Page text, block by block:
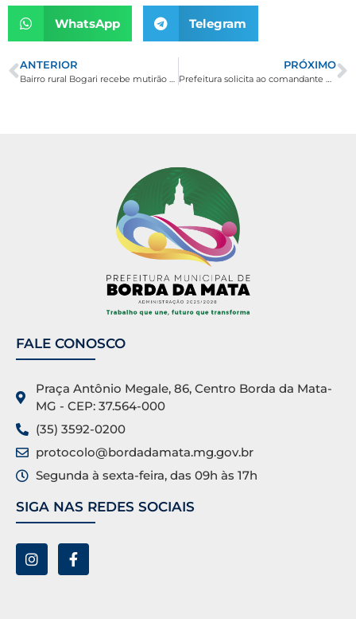
WhatsApp Telegram
ANTERIOR
Bairro rural Bogari recebe mutirão de vacinação contra febre amarela
PRÓXIMO
Prefeitura solicita ao comandante geral da Polícia Militar maior efetivo em Borda da Mata
FALE CONOSCO
Praça Antônio Megale, 86, Centro Borda da Mata-
MG - CEP: 37.564-000
(35) 3592-0200
protocolo@bordadamata.mg.gov.br
Segunda à sexta-feira, das 09h às 17h
SIGA NAS REDES SOCIAIS